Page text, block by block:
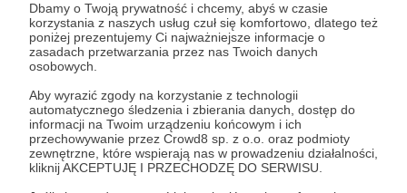
Dbamy o Twoją prywatność i chcemy, abyś w czasie
korzystania z naszych usług czuł się komfortowo, dlatego też
poniżej prezentujemy Ci najważniejsze informacje o
zasadach przetwarzania przez nas Twoich danych
osobowych.
Aby wyrazić zgody na korzystanie z technologii
automatycznego śledzenia i zbierania danych, dostęp do
informacji na Twoim urządzeniu końcowym i ich
przechowywanie przez Crowd8 sp. z o.o. oraz podmioty
zewnętrzne, które wspierają nas w prowadzeniu działalności,
kliknij AKCEPTUJĘ I PRZECHODZĘ DO SERWISU.
20.10.2024 ● Brak komentarzy
Rozkład jazdy na kolejny tydzień!